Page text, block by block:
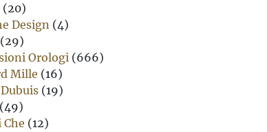
(20)
Design (4)
(29)
Orologi (666)
Mille (16)
(19)
(49)
Che (12)